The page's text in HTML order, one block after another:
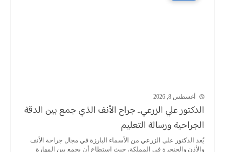
أغسطس 8, 2026
الدكتور علي الزرعي.. جراح الأنف الذي جمع بين الدقة
الجراحية ورسالة التعليم
يُعد الدكتور علي الزرعي من الأسماء البارزة في مجال جراحة الأنف
والأذن والحنجرة في المملكة، حيث استطاع أن يجمع بين المهارة